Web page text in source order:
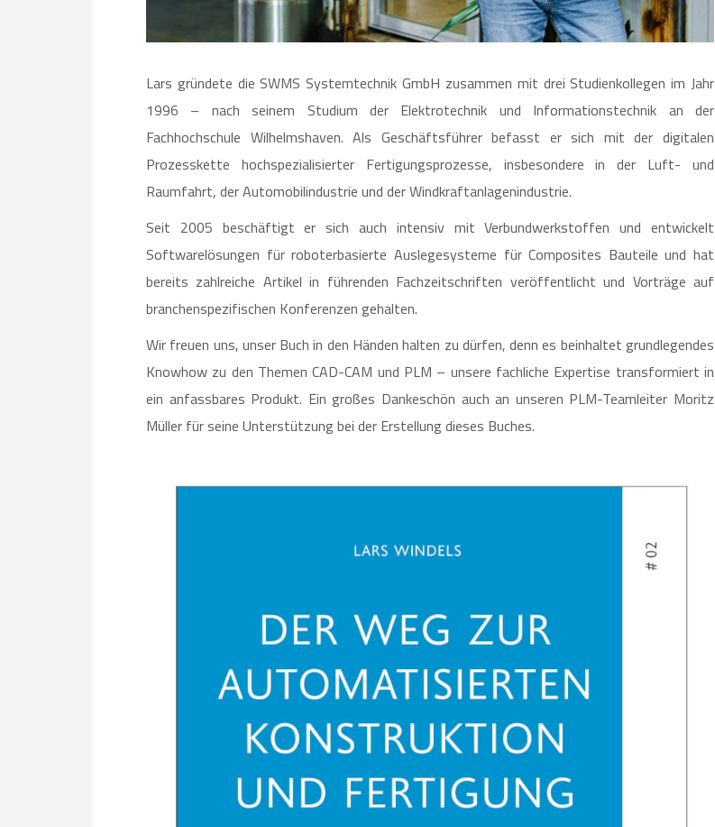
Lars gründete die SWMS Systemtechnik GmbH zusammen mit drei Studienkollegen im Jahr
1996 – nach seinem Studium der Elektrotechnik und Informationstechnik an der
Fachhochschule Wilhelmshaven. Als Geschäftsführer befasst er sich mit der digitalen
Prozesskette hochspezialisierter Fertigungsprozesse, insbesondere in der Luft- und
Raumfahrt, der Automobilindustrie und der Windkraftanlagenindustrie.
Seit 2005 beschäftigt er sich auch intensiv mit Verbundwerkstoffen und entwickelt
Softwarelösungen für roboterbasierte Auslegesysteme für Composites Bauteile und hat
bereits zahlreiche Artikel in führenden Fachzeitschriften veröffentlicht und Vorträge auf
branchenspezifischen Konferenzen gehalten.
Wir freuen uns, unser Buch in den Händen halten zu dürfen, denn es beinhaltet grundlegendes
Knowhow zu den Themen CAD-CAM und PLM – unsere fachliche Expertise transformiert in
ein anfassbares Produkt. Ein großes Dankeschön auch an unseren PLM-Teamleiter Moritz
Müller für seine Unterstützung bei der Erstellung dieses Buches.